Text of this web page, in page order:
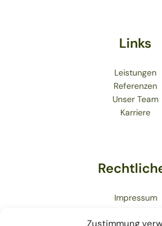
Zustimmung
Links
Leistungen
Referenzen
Unser Team
Karriere
Impressum